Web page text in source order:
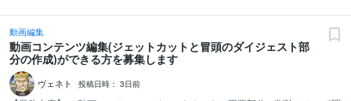
動画編集
動画コンテンツ編集(ジェットカットと冒頭のダイジェスト部
分の作成)ができる方を募集します
ヴェネト 投稿日時： 3日前